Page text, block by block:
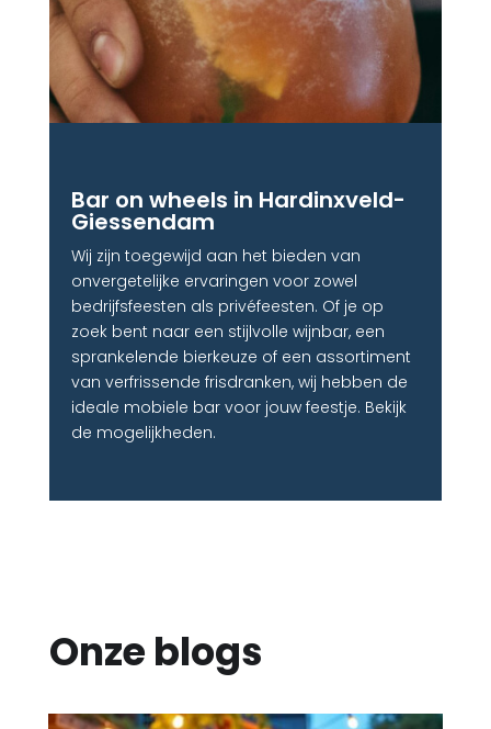
Bar on wheels in Hardinxveld-
Giessendam
Wij zijn toegewijd aan het bieden van
onvergetelijke ervaringen voor zowel
bedrijfsfeesten als privéfeesten. Of je op
zoek bent naar een stijlvolle wijnbar, een
sprankelende bierkeuze of een assortiment
van verfrissende frisdranken, wij hebben de
ideale mobiele bar voor jouw feestje. Bekijk
de mogelijkheden.
Onze blogs